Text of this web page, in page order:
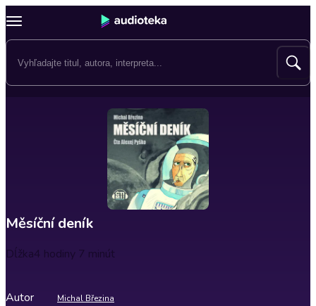
Měsíční deník
Dĺžka4 hodiny 7 minút
Autor Michal Březina